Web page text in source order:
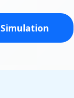
Simulation